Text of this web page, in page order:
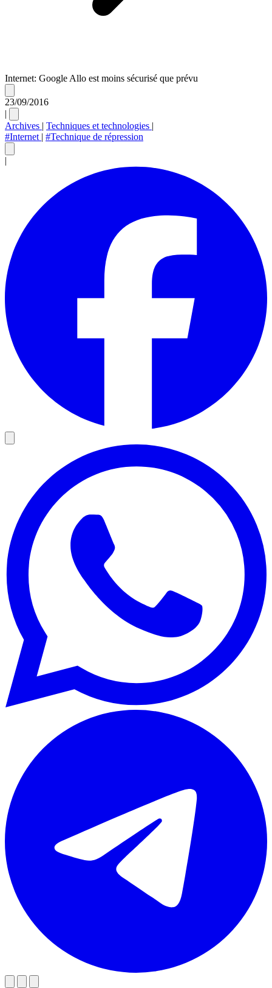
Internet: Google Allo est moins sécurisé que prévu
23/09/2016
|
Archives | Techniques et technologies |
#Internet | #Technique de répression
|